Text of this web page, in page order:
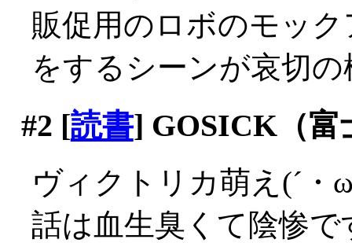
販促用のロボのモッ
をするシーンが哀切
#2 [読書] GOSICK（富
ヴィクトリカ萌え(´・
話は血生臭くて陰惨で